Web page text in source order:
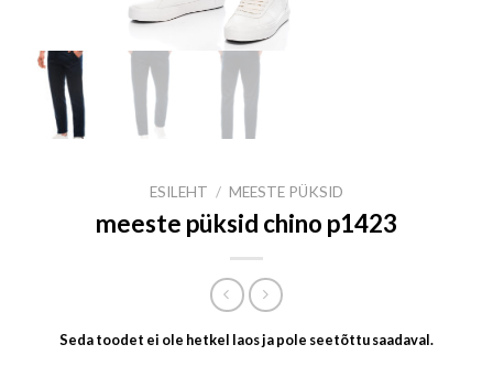
ESILEHT / MEESTE PÜKSID
meeste püksid chino p1423
Seda toodet ei ole hetkel laos ja pole seetõttu saadaval.